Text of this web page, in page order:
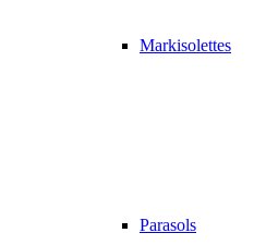
Markisolettes
Parasols